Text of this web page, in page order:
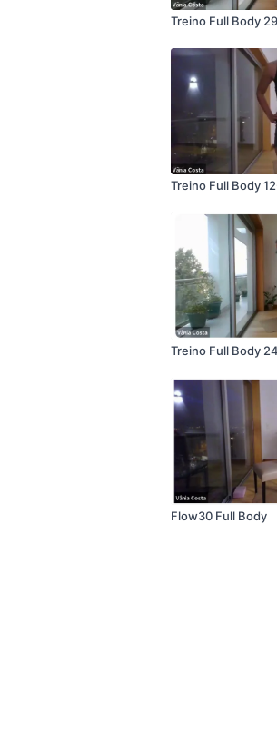
Treino Full Body
Treino Full Body
Treino Full Body
Flow30 Full Body